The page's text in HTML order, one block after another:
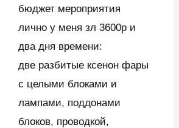
бюджет мероприятия
лично у меня зл 3600р и
два дня времени:
две разбитые ксенон фары
с целыми блоками и
лампами, поддонами
блоков, проводкой,